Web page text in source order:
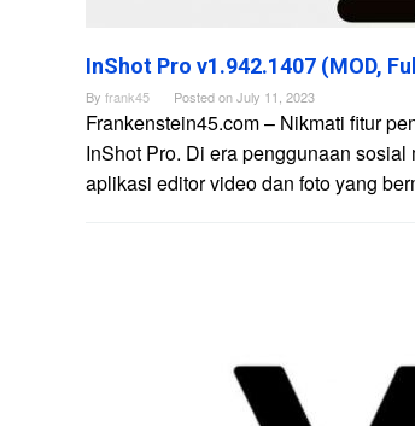
InShot Pro v1.942.1407 (MOD,
By frank45 Posted onJuly 11, 2023
Frankenstein45.com – Nikmati fitur
InShot Pro. Di era penggunaan
aplikasi editor video dan foto yang